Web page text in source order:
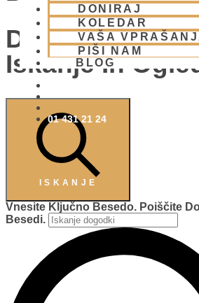
DONIRAJ
KOLEDAR
VAŠA
PIŠI NAM
BLOG
01 431 21 24
Dogodki
Iskanje In
ISKANJE
Vnesite Ključno Besedo. Poiščite
Besedi.